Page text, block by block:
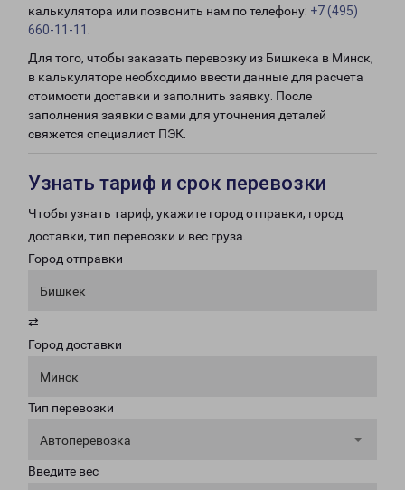
калькулятора или позвонить нам по телефону: +7 (495)
660-11-11
Для того, чтобы заказать перевозку из Бишкека в Минск,
в калькуляторе необходимо ввести данные для расчета
стоимости доставки и заполнить заявку. После
заполнения заявки с вами для уточнения деталей
свяжется специалист ПЭК.
Узнать тариф и срок перевозки
Чтобы узнать тариф, укажите город отправки, город
доставки, тип перевозки и вес груза.
Город отправки
Бишкек
⇄
Город доставки
Минск
Тип перевозки
Автоперевозка
Введите вес